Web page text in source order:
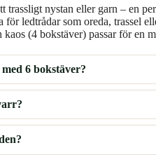
trassligt nystan eller garn – en
för ledtrådar som oreda, trassel
(4 bokstäver) passar för en
6 bokstäver?